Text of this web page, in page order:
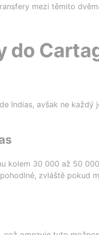
mezi těmito
do
Indias, avšak ne každý
kolem 30 000 až 50
zvláště pokud